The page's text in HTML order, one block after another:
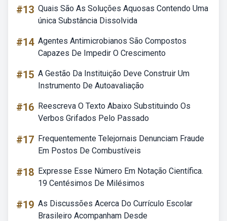
#13 Quais São As Soluções Aquosas Contendo Uma
única Substância Dissolvida
#14 Agentes Antimicrobianos São Compostos
Capazes De Impedir O Crescimento
#15 A Gestão Da Instituição Deve Construir Um
Instrumento De Autoavaliação
#16 Reescreva O Texto Abaixo Substituindo Os
Verbos Grifados Pelo Passado
#17 Frequentemente Telejornais Denunciam Fraude
Em Postos De Combustíveis
#18 Expresse Esse Número Em Notação Científica.
19 Centésimos De Milésimos
#19 As Discussões Acerca Do Currículo Escolar
Brasileiro Acompanham Desde